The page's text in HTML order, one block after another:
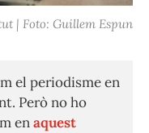
| Foto: Guillem Espun
el periodisme en
Però no ho
enaquest